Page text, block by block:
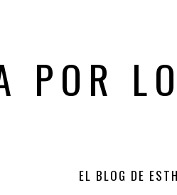
POR
EL BLOG DE